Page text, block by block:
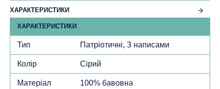
ХАРАКТЕРИСТИКИ
ХАРАКТЕРИСТИКИ
Тип Патріотичні, З написами
Колір Сірий
Матеріал 100% бавовна